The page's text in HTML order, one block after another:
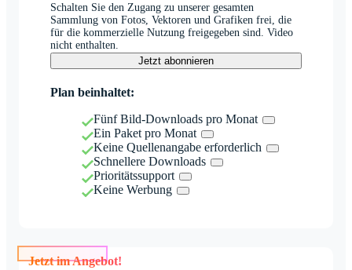
Schalten Sie den Zugang zu unserer gesamten
Sammlung von Fotos, Vektoren und Grafiken frei, die
für die kommerzielle Nutzung freigegeben sind. Video
nicht enthalten.
Jetzt abonnieren
Plan beinhaltet:
Fünf Bild-Downloads pro Monat
Ein Paket pro Monat
Keine Quellenangabe erforderlich
Schnellere Downloads
Prioritätssupport
Keine Werbung
Jetzt im Angebot!